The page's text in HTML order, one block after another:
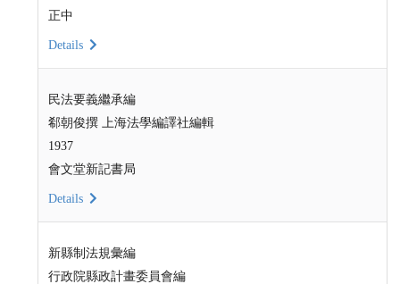
正中
Details
民法要義繼承編
郗朝俊撰 上海法學編譯社編輯
1937
會文堂新記書局
Details
新縣制法規彙編
行政院縣政計畫委員會編